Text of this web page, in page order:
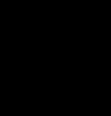
преимуществ,
ведущих
фотографии 13х18
– наш сервис
можно загрузить